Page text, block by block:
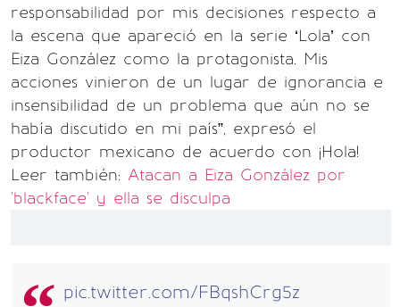
responsabilidad por mis decisiones respecto a
la escena que apareció en la serie ‘Lola’ con
Eiza González como la protagonista. Mis
acciones vinieron de un lugar de ignorancia e
insensibilidad de un problema que aún no se
había discutido en mi país”, expresó el
productor mexicano de acuerdo con ¡Hola!
Leer también: Atacan a Eiza González por
'blackface' y ella se disculpa
pic.twitter.com/FBqshCrg5z